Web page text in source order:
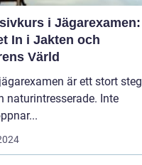
i Jägarexamen:
In i Jakten och
Värld
är ett stort steg
naturintresserade. Inte